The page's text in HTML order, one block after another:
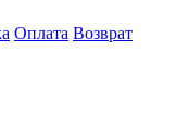
Оплата Возврат